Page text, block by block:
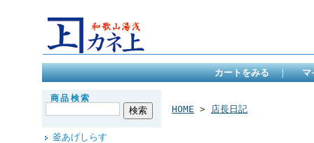
カートをみる ｜ マ
商品検索
釜あげしらす
HOME > 店長日記